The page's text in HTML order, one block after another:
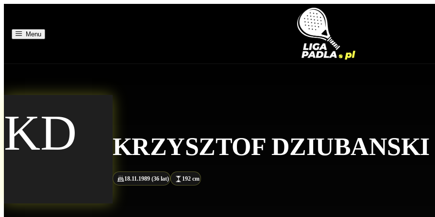
Menu
KRZYSZTOF DZIUBANSKI
18.11.1989 (36 lat) 192 cm
KD